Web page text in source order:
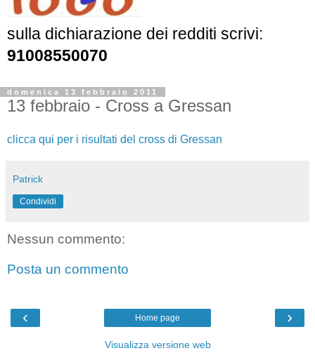
sulla dichiarazione dei redditi scrivi:
91008550070
domenica 13 febbraio 2011
13 febbraio - Cross a Gressan
clicca qui per i risultati del cross di Gressan
Patrick
Condividi
Nessun commento:
Posta un commento
‹ ›
Home page
Visualizza versione web